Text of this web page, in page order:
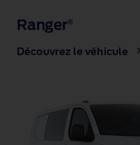
Ranger®
Découvrez le véhicule